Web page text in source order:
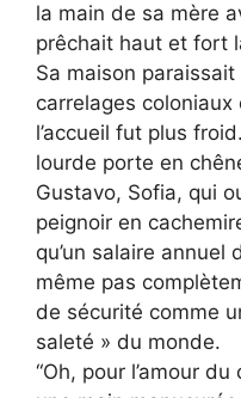
la main de sa mère
prêchait haut et fort
Sa maison
carrelages
l’accueil fut plus
lourde porte en
Gustavo, Sofia, qui
peignoir en
qu’un salaire annuel
même pas
de sécurité comme
saleté » du monde.
“Oh, pour l’amour